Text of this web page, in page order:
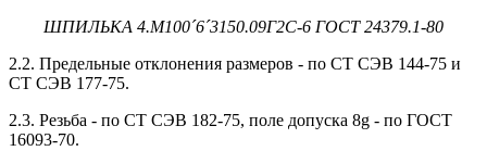
ШПИЛЬКА 4.М100´6´3150.09Г2С-6 ГОСТ 24379.1-80
2.2. Предельные отклонения размеров - по СТ СЭВ 144-75 и
СТ СЭВ 177-75.
2.3. Резьба - по СТ СЭВ 182-75, поле допуска 8g - по ГОСТ
16093-70.